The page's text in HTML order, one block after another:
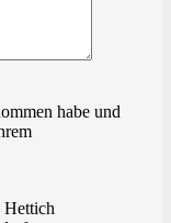
habe und
Hettich